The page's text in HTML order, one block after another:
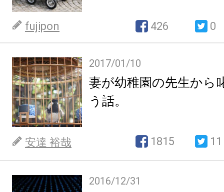
fujipon 426 0
2017/01/10
妻が幼稚園の先生から
う話。
安達 裕哉 1815 11
2016/12/31